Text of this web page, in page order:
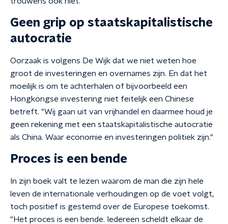
Geen grip op staatskapitalistische
autocratie
Oorzaak is volgens De Wijk dat we niet weten hoe
groot de investeringen en overnames zijn. En dat het
moeilijk is om te achterhalen of bijvoorbeeld een
Hongkongse investering niet feitelijk een Chinese
betreft. "Wij gaan uit van vrijhandel en daarmee houd je
geen rekening met een staatskapitalistische autocratie
als China. Waar economie en investeringen politiek zijn."
Proces is een bende
In zijn boek valt te lezen waarom de man die zijn hele
leven de internationale verhoudingen op de voet volgt,
toch positief is gestemd over de Europese toekomst.
"Het proces is een bende. Iedereen scheldt elkaar de